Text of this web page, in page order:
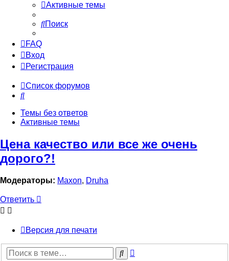
Активные темы
Поиск
FAQ
Вход
Регистрация
Список форумов
Поиск
Темы без ответов
Активные темы
Цена качество или все же очень
дорого?!
Модераторы: Maxon, Druha
Ответить
Версия для печати
Поиск